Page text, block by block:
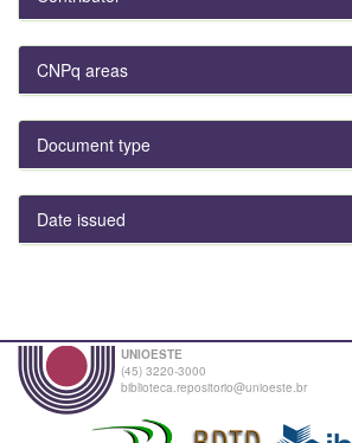
CNPq areas
Document type
Date issued
UNIOESTE
(45) 3220-3000
biblioteca.repositorio@unioeste.br